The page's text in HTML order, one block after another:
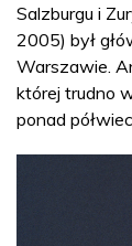
Salzburgu i
2005) był
Warszawie.
której trudno
ponad